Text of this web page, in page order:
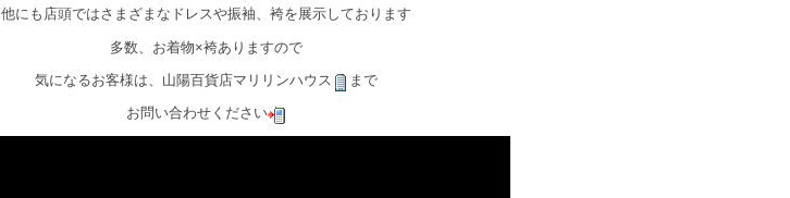
他にも店頭ではさまざまなドレスや振袖、袴を展示しております
多数、お着物×袴ありますので
気になるお客様は、山陽百貨店マリリンハウス まで
お問い合わせください